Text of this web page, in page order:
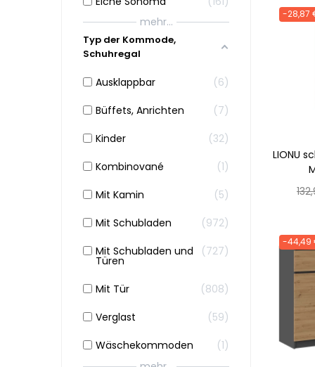
mehr...
Typ der Kommode,
Schuhregal
Ausklappbar
6
Büffets, Anrichten
7
Kinder
32
Kombinované
1
Mit Kamin
5
Mit Schubladen
972
Mit Schubladen und
Türen
727
Mit Tür
808
Verglast
59
Wäschekommoden
1
-28,87
LIONU
-44,49